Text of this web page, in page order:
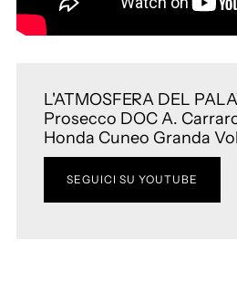
L'ATMOSFERA DEL
Prosecco DOC A.
Honda Cuneo Granda
SEGUICI SU YOUTUBE